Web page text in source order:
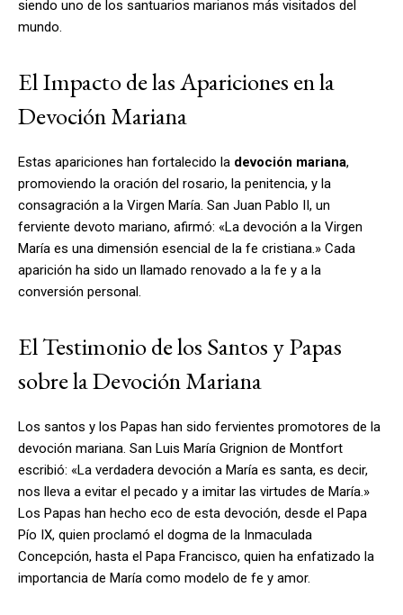
siendo uno de los santuarios marianos más visitados del
mundo.
El Impacto de las Apariciones en la
Devoción Mariana
Estas apariciones han fortalecido la devoción mariana,
promoviendo la oración del rosario, la penitencia, y la
consagración a la Virgen María. San Juan Pablo II, un
ferviente devoto mariano, afirmó: «La devoción a la Virgen
María es una dimensión esencial de la fe cristiana.» Cada
aparición ha sido un llamado renovado a la fe y a la
conversión personal.
El Testimonio de los Santos y Papas
sobre la Devoción Mariana
Los santos y los Papas han sido fervientes promotores de la
devoción mariana. San Luis María Grignion de Montfort
escribió: «La verdadera devoción a María es santa, es decir,
nos lleva a evitar el pecado y a imitar las virtudes de María.»
Los Papas han hecho eco de esta devoción, desde el Papa
Pío IX, quien proclamó el dogma de la Inmaculada
Concepción, hasta el Papa Francisco, quien ha enfatizado la
importancia de María como modelo de fe y amor.